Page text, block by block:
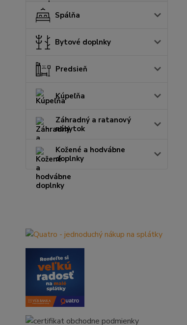
Spálňa
Bytové doplnky
Predsieň
Kúpeľňa
Záhradný a ratanový
nábytok
Kožené a hodvábne
doplnky